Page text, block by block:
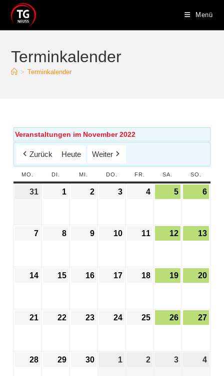
Menü
Terminkalender
> Terminkalender
Veranstaltungen im November 2022
Zurück Heute Weiter
MO. DI. MI. DO. FR. SA. SO.
31 1 2 3 4 5 6
7 8 9 10 11 12 13
14 15 16 17 18 19 20
21 22 23 24 25 26 27
28 29 30 1 2 3 4